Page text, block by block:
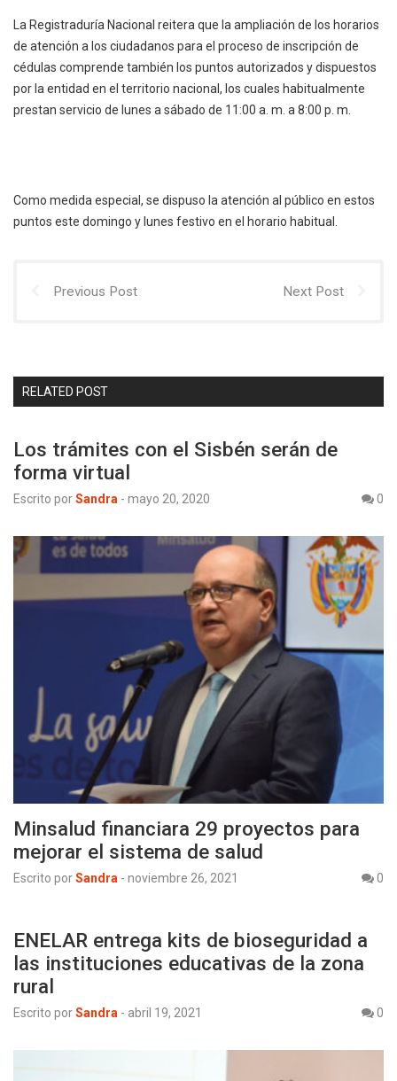
La Registraduría Nacional reitera que la ampliación de los horarios
de atención a los ciudadanos para el proceso de inscripción de
cédulas comprende también los puntos autorizados y dispuestos
por la entidad en el territorio nacional, los cuales habitualmente
prestan servicio de lunes a sábado de 11:00 a. m. a 8:00 p. m.
Como medida especial, se dispuso la atención al público en estos
puntos este domingo y lunes festivo en el horario habitual.
Previous Post Next Post
RELATED POST
Los trámites con el Sisbén serán de
forma virtual
Escrito porSandra - mayo 20, 2020 0
Minsalud financiara 29 proyectos para
mejorar el sistema de salud
Escrito porSandra - noviembre 26, 2021 0
ENELAR entrega kits de bioseguridad a
las instituciones educativas de la zona
rural
Escrito porSandra - abril 19, 2021 0